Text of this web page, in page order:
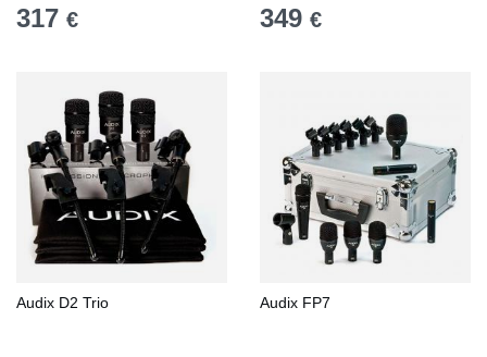
317 € 349 €
Audix D2 Trio Audix FP7